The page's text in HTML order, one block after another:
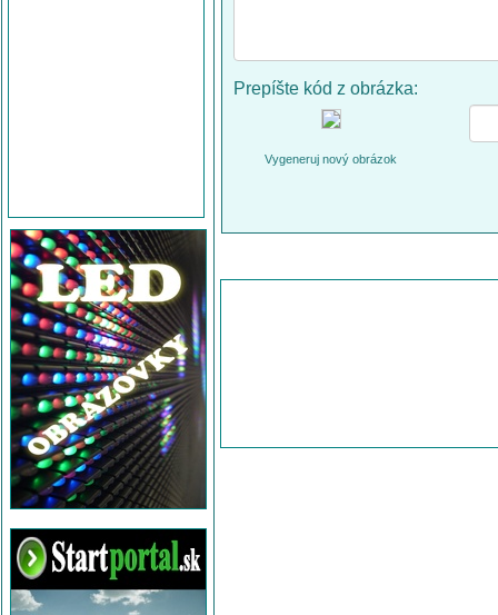
Prepíšte kód z obrázka:
Vygeneruj nový obrázok